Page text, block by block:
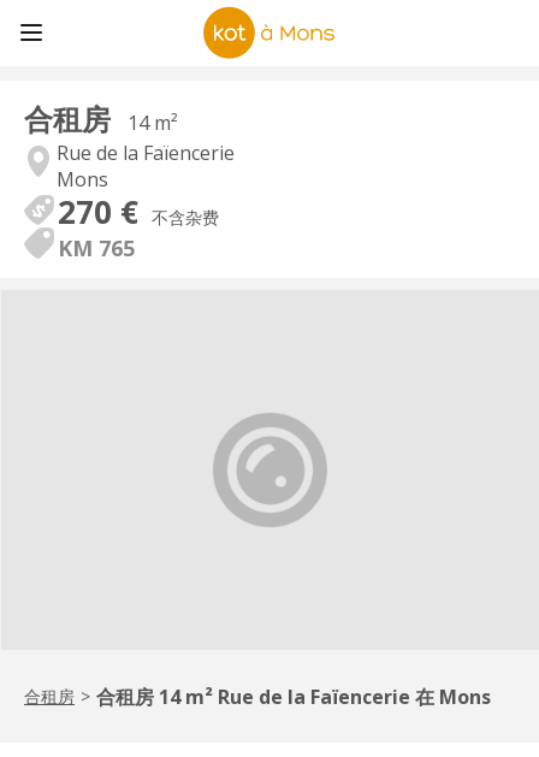
合租房
14 m²
Rue de la Faïencerie
Mons
270 € 不含杂费
KM 765
合租房 > 合租房 14 m² Rue de la Faïencerie 在 Mons